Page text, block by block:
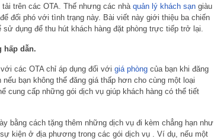
trên các OTA. Thế nhưng các nhà quản lý khách sạn giàu
đối phó với tình trạng này. Bài viết này giới thiệu ba chiến
sử dụng để thu hút khách hàng đặt phòng trực tiếp trở lại.
hấp dẫn.
các OTA chỉ áp dụng đối với giá phòng của bạn khi đăng
bạn không thể đăng giá thấp hơn cho cùng một loại
cung cấp những gói dịch vụ giúp khách hàng có thể tiết
bằng cách tặng thêm những dịch vụ đi kèm chẳng hạn như
kiện ở địa phương trong các gói dịch vụ . Ví dụ, nếu một